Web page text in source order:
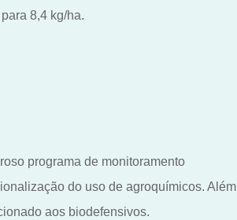
8,4 kg/ha.
programa de monitoramento
do uso de agroquímicos. Além
aos biodefensivos.